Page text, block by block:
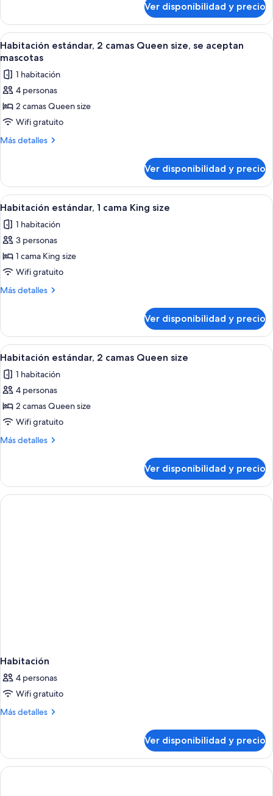
King
size
(Pet
Friendly)
estándar,
cama
King
(Pet
Friendly)
Ver disponibilidad y precio
Ver
todas
las
fotos
de
Habitación
estándar,
2
size,
se
aceptan
mascotas
Tabla de planchar con plancha, wifi
4
Habitación estándar, 2 camas Queen size, se aceptan
mascotas
1 habitación
4 personas
2 camas Queen size
Wifi gratuito
Más detalles
Más
estándar,
camas
size,
se
mascotas
Ver disponibilidad y precio
Ver
todas
las
fotos
de
Habitación
estándar,
King
size
Habitación de hotel con cama, sofá,
4
Habitación estándar, 1 cama King size
1 habitación
3 personas
1 cama King size
Wifi gratuito
Más detalles
Más
estándar,
cama
size
Ver disponibilidad y precio
Ver
todas
las
fotos
de
Habitación
estándar,
Queen
size
Tabla de planchar con plancha, wifi
4
Habitación estándar, 2 camas Queen size
1 habitación
4 personas
2 camas Queen size
Wifi gratuito
Más detalles
Más
estándar,
camas
Ver disponibilidad y precio
Habitación
4 personas
Wifi gratuito
Más detalles
Más
Ver disponibilidad y precio